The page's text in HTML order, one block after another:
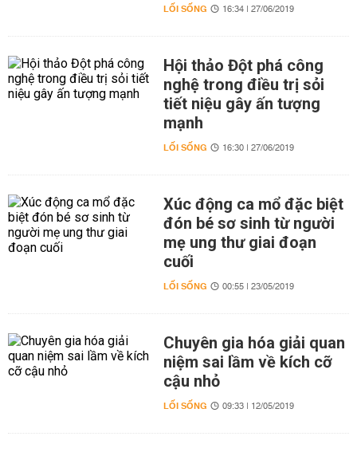
LỐI SỐNG 16:34 | 27/06/2019
Hội thảo Đột phá công
nghệ trong điều trị sỏi
tiết niệu gây ấn tượng
mạnh
LỐI SỐNG 16:30 | 27/06/2019
Xúc động ca mổ đặc biệt
đón bé sơ sinh từ người
mẹ ung thư giai đoạn
cuối
LỐI SỐNG 00:55 | 23/05/2019
Chuyên gia hóa giải quan
niệm sai lầm về kích cỡ
cậu nhỏ
LỐI SỐNG 09:33 | 12/05/2019